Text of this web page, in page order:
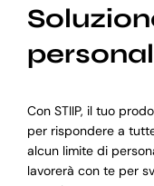
Con STIIP, il tuo
per rispondere a
alcun limite di
lavorerà con te per